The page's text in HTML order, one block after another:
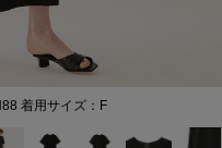
着用サイズ：F